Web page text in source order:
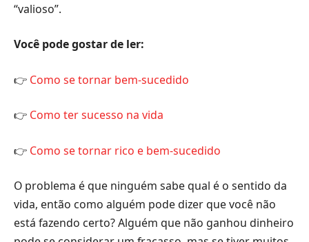
“valioso”.
Você pode gostar de ler:
👉 Como se tornar bem-sucedido
👉 Como ter sucesso na vida
👉 Como se tornar rico e bem-sucedido
O problema é que ninguém sabe qual é o sentido da
vida, então como alguém pode dizer que você não
está fazendo certo? Alguém que não ganhou dinheiro